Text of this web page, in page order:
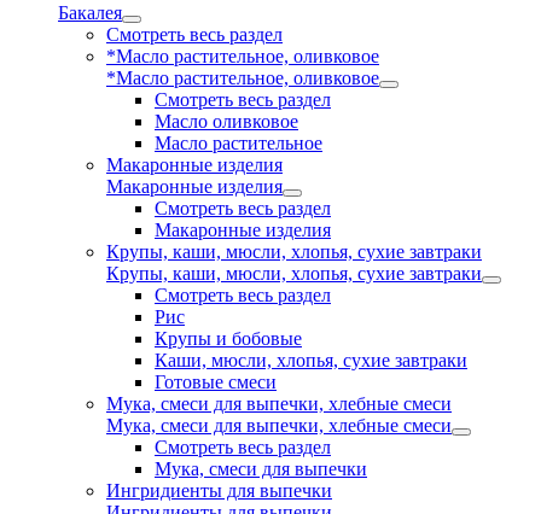
Бакалея
Смотреть весь раздел
*Масло растительное, оливковое
*Масло растительное, оливковое
Смотреть весь раздел
Масло оливковое
Масло растительное
Макаронные изделия
Макаронные изделия
Смотреть весь раздел
Макаронные изделия
Крупы, каши, мюсли, хлопья, сухие завтраки
Крупы, каши, мюсли, хлопья, сухие завтраки
Смотреть весь раздел
Рис
Крупы и бобовые
Каши, мюсли, хлопья, сухие завтраки
Готовые смеси
Мука, смеси для выпечки, хлебные смеси
Мука, смеси для выпечки, хлебные смеси
Смотреть весь раздел
Мука, смеси для выпечки
Ингридиенты для выпечки